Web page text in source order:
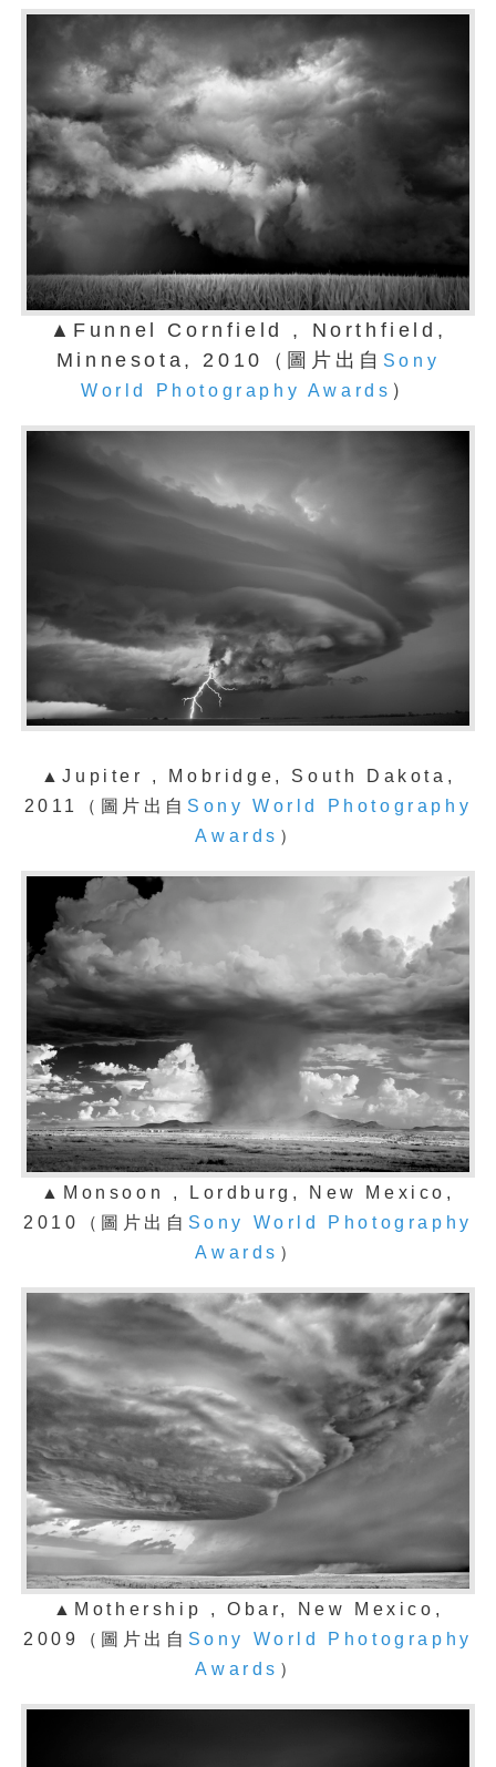
▲Funnel Cornfield , Northfield,
Minnesota, 2010（圖片出自 Sony
World Photography Awards ）
▲Jupiter , Mobridge, South Dakota,
2011（圖片出自 Sony World Photography
Awards ）
▲Monsoon , Lordburg, New Mexico,
2010（圖片出自 Sony World Photography
Awards ）
▲Mothership , Obar, New Mexico,
2009（圖片出自 Sony World Photography
Awards ）